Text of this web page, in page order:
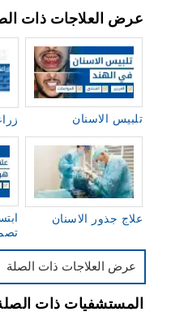
عرض العلاجات ذات
تلبيس الاسنان
علاج جذور الاسنان
عرض العلاجات ذات الصلة
المستشفيات ذات